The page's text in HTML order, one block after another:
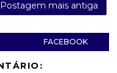
Postagem mais antiga
FACEBOOK